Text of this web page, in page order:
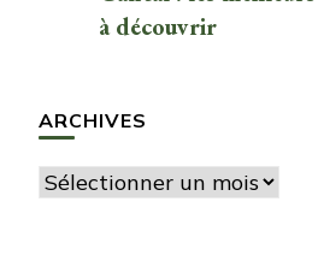
à découvrir
ARCHIVES
Archives